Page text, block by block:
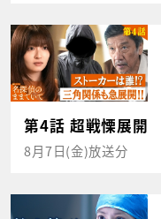
第4話 超戦慄展開
8月7日(金)放送分